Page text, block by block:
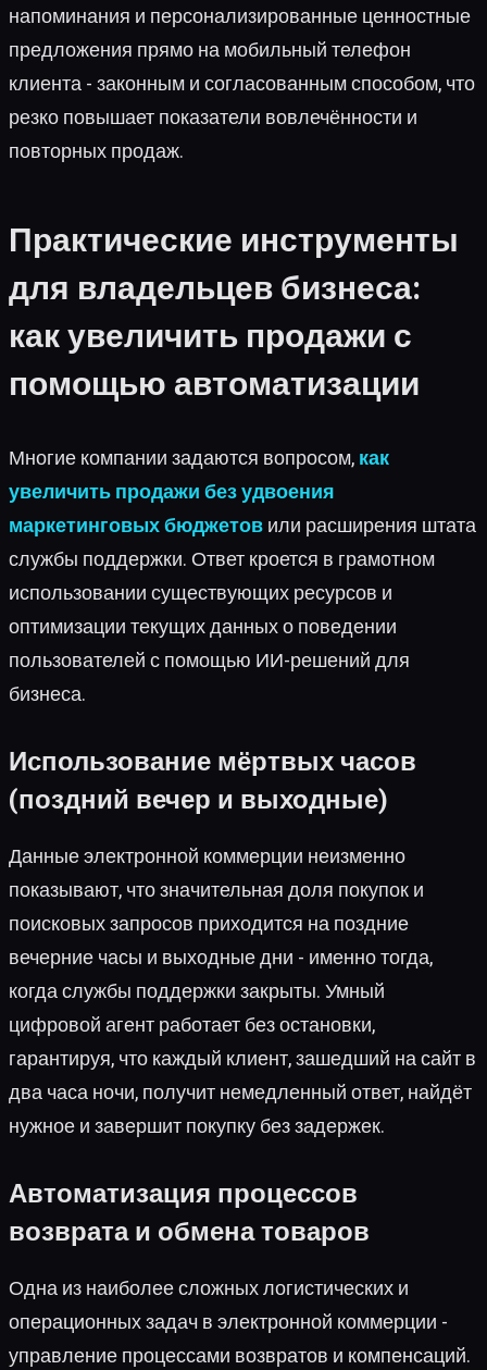
напоминания и персонализированные ценностные
предложения прямо на мобильный телефон
клиента - законным и согласованным способом, что
резко повышает показатели вовлечённости и
повторных продаж.
Практические инструменты
для владельцев бизнеса:
как увеличить продажи с
помощью автоматизации
Многие компании задаются вопросом,как
увеличить продажи без удвоения
маркетинговых бюджетовили расширения штата
службы поддержки. Ответ кроется в грамотном
использовании существующих ресурсов и
оптимизации текущих данных о поведении
пользователей с помощью ИИ-решений для
бизнеса.
Использование мёртвых часов
(поздний вечер и выходные)
Данные электронной коммерции неизменно
показывают, что значительная доля покупок и
поисковых запросов приходится на поздние
вечерние часы и выходные дни - именно тогда,
когда службы поддержки закрыты. Умный
цифровой агент работает без остановки,
гарантируя, что каждый клиент, зашедший на сайт в
два часа ночи, получит немедленный ответ, найдёт
нужное и завершит покупку без задержек.
Автоматизация процессов
возврата и обмена товаров
Одна из наиболее сложных логистических и
операционных задач в электронной коммерции -
управление процессами возвратов и компенсаций.